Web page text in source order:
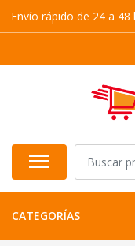
Envío rápido de 24 a
CATEGORÍAS